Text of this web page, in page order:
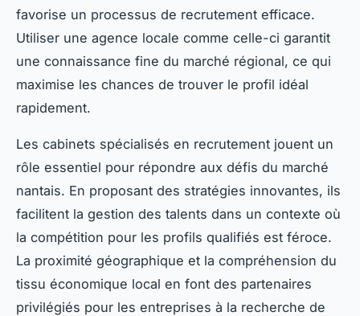
favorise un processus de recrutement efficace.
Utiliser une agence locale comme celle-ci garantit
une connaissance fine du marché régional, ce qui
maximise les chances de trouver le profil idéal
rapidement.
Les cabinets spécialisés en recrutement jouent un
rôle essentiel pour répondre aux défis du marché
nantais. En proposant des stratégies innovantes, ils
facilitent la gestion des talents dans un contexte où
la compétition pour les profils qualifiés est féroce.
La proximité géographique et la compréhension du
tissu économique local en font des partenaires
privilégiés pour les entreprises à la recherche de